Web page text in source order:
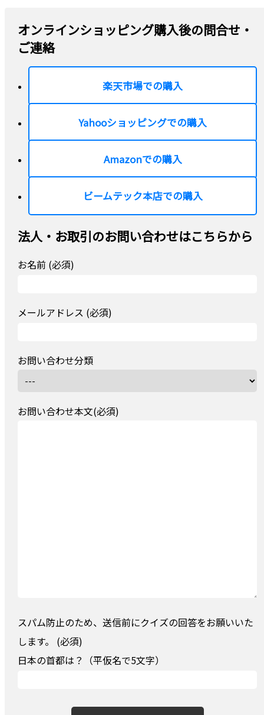
オンラインショッピング購入後の問合せ・
ご連絡
楽天市場での購入
Yahooショッピングでの購入
Amazonでの購入
ビームテック本店での購入
法人・お取引のお問い合わせはこちらから
お名前 (必須)
メールアドレス (必須)
お問い合わせ分類
お問い合わせ本文(必須)
スパム防止のため、送信前にクイズの回答をお願いいた
します。 (必須)
日本の首都は？（平仮名で5文字）